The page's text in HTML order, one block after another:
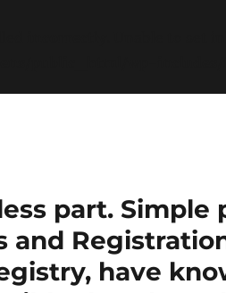
part.
and
have